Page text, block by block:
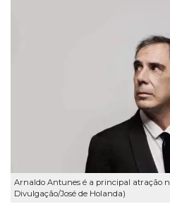
Arnaldo Antunes é a principal atração
Divulgação/José de Holanda)